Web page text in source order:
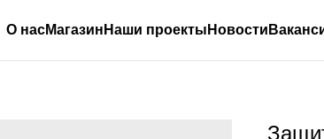
О насМагазин Наши проекты Новости